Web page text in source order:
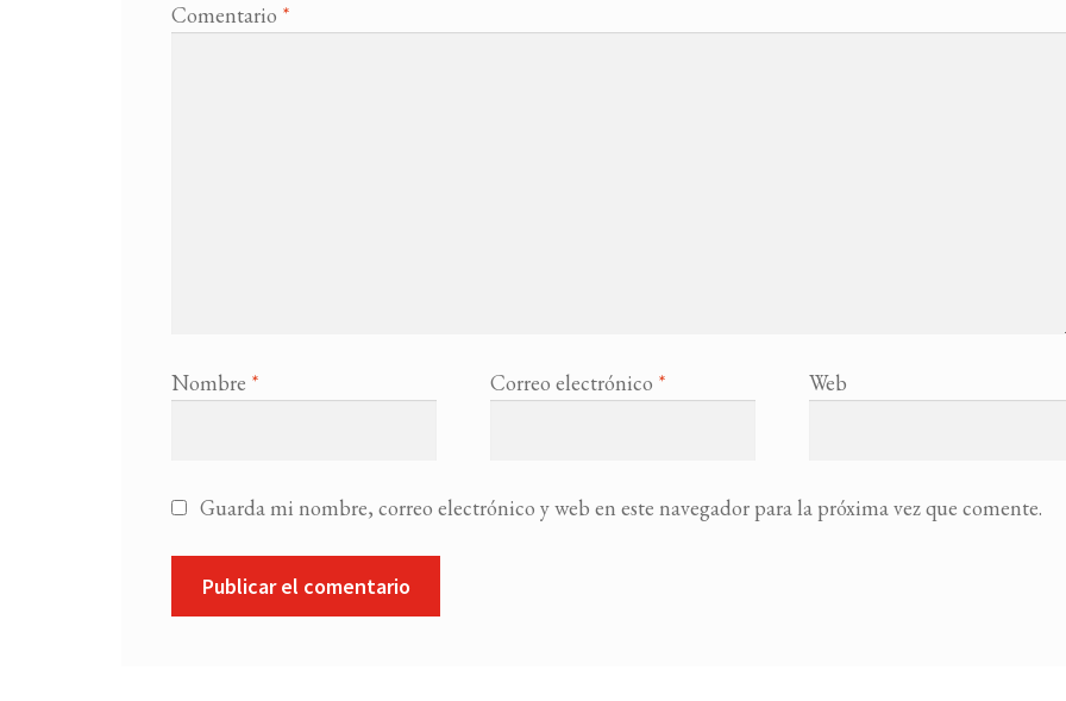
Comentario *
Nombre * Correo electrónico * Web
Guarda mi nombre, correo electrónico y web en este navegador para la próxima vez que comente.